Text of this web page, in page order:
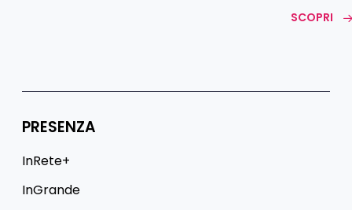
SCOPRI
PRESENZA
InRete+
InGrande